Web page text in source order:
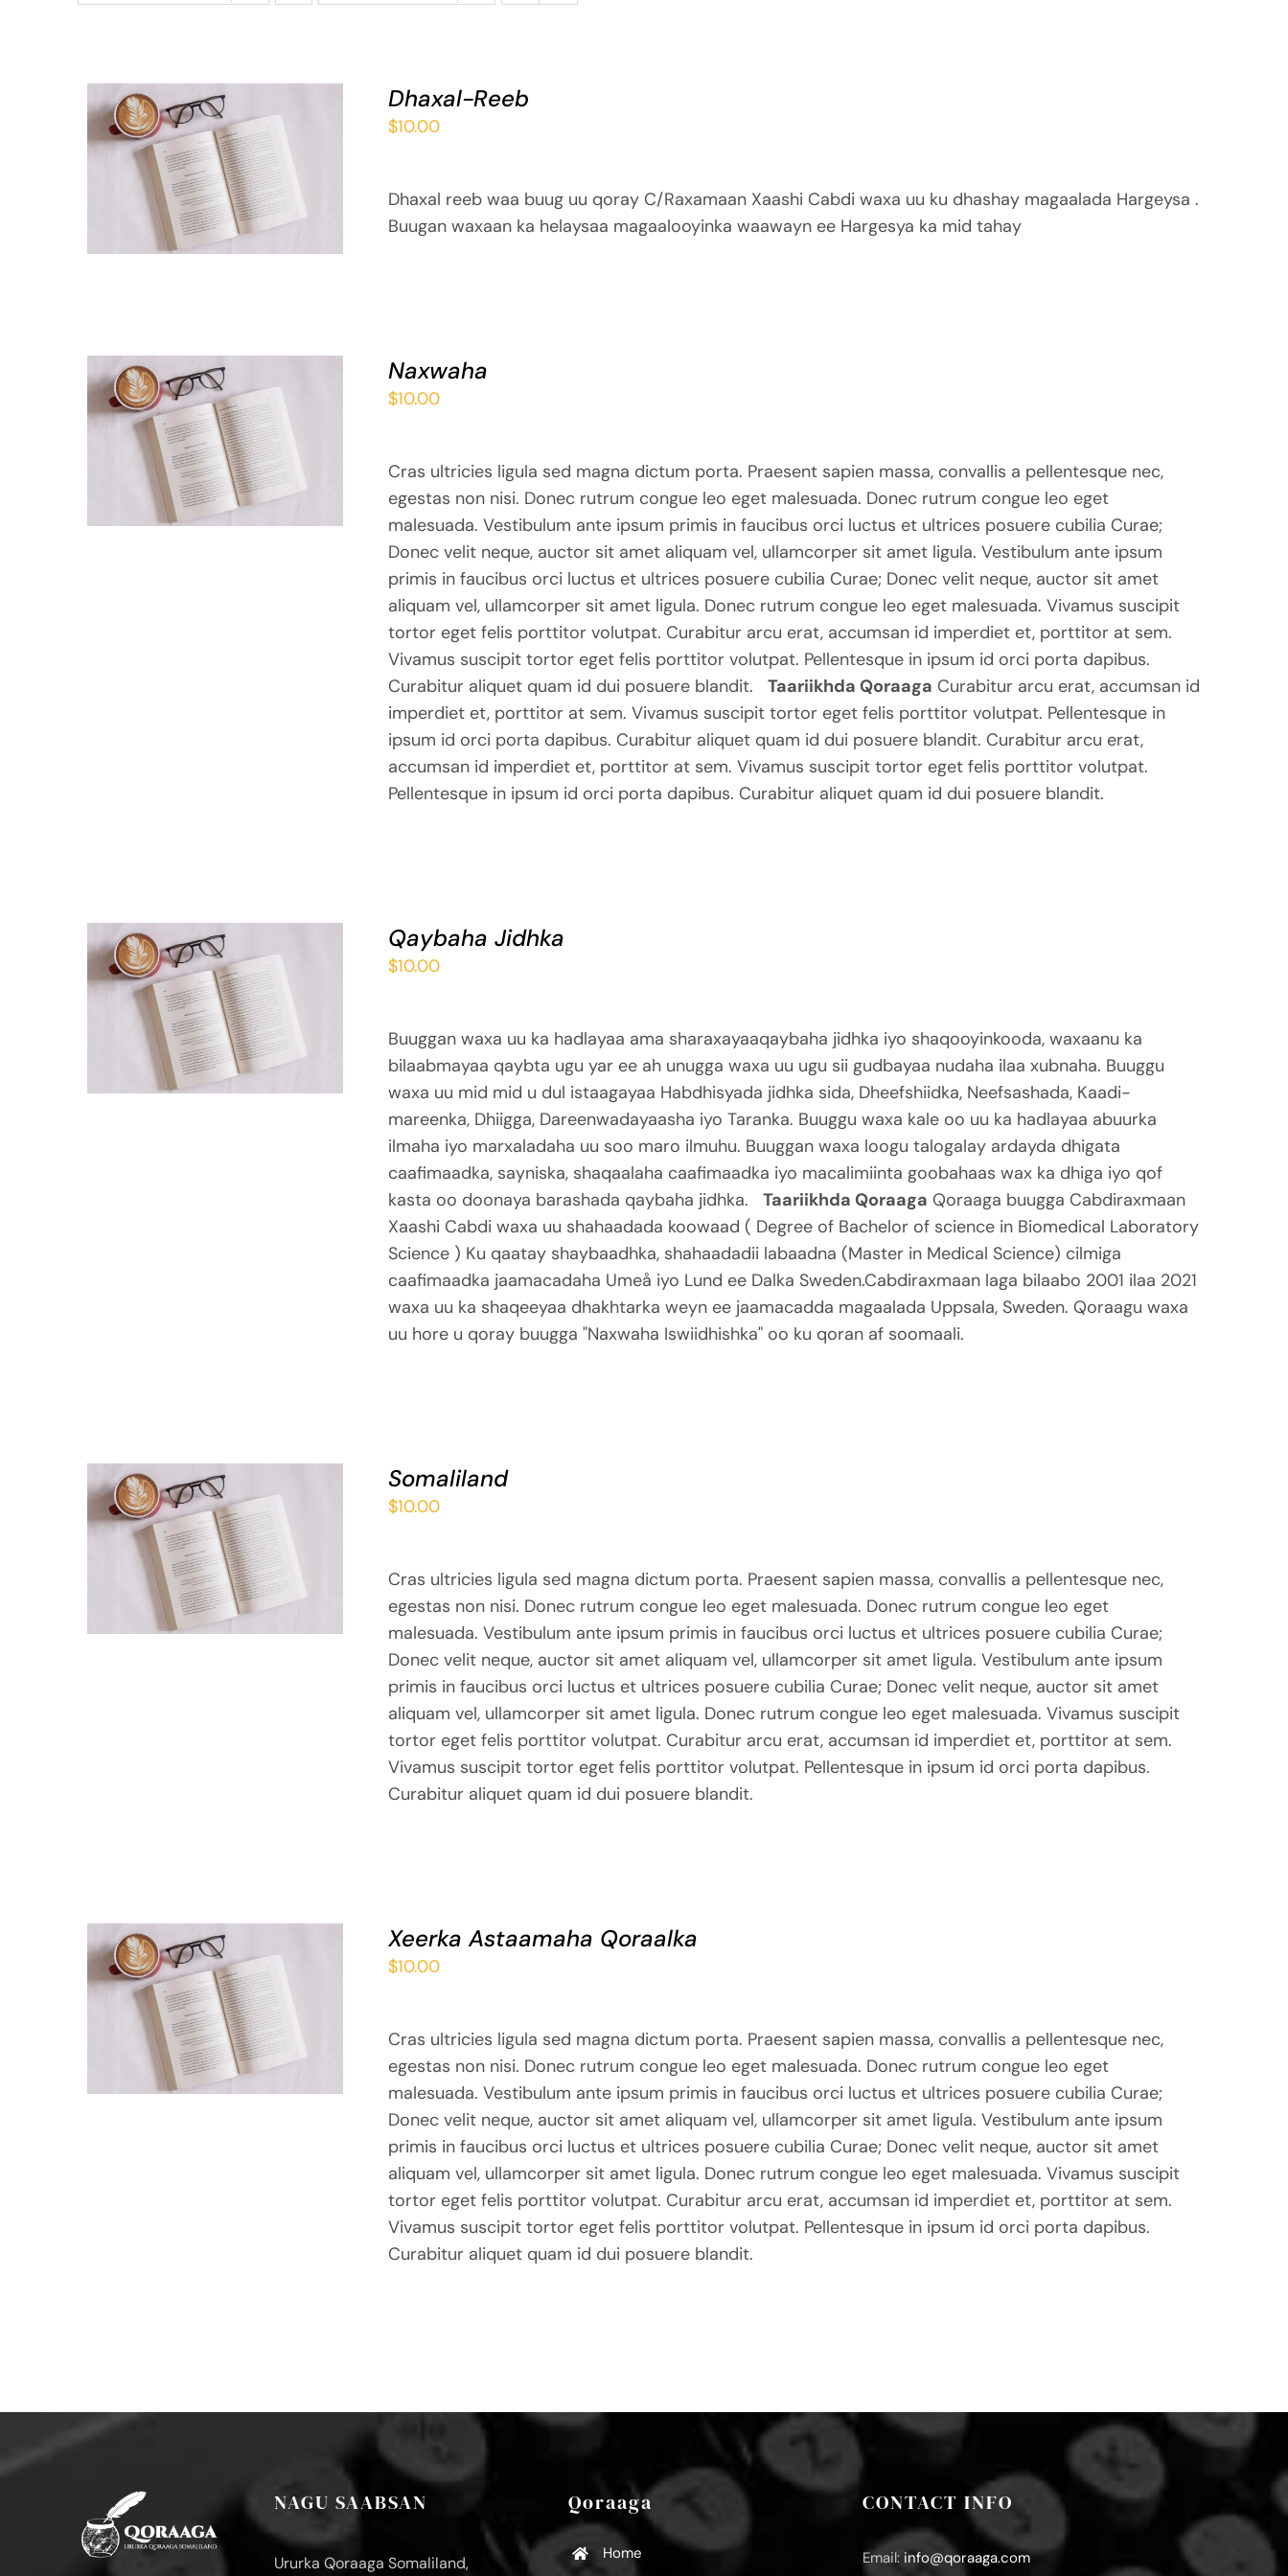
ADD TO BASKET / QUICK VIEW
Dhaxal-Reeb
$10.00
Dhaxal reeb waa buug uu qoray C/Raxamaan Xaashi Cabdi waxa uu ku dhashay magaalada Hargeysa .
Buugan waxaan ka helaysaa magaalooyinka waawayn ee Hargesya ka mid tahay
ADD TO BASKET / QUICK VIEW
Naxwaha
$10.00
Cras ultricies ligula sed magna dictum porta. Praesent sapien massa, convallis a pellentesque nec,
egestas non nisi. Donec rutrum congue leo eget malesuada. Donec rutrum congue leo eget
malesuada. Vestibulum ante ipsum primis in faucibus orci luctus et ultrices posuere cubilia Curae;
Donec velit neque, auctor sit amet aliquam vel, ullamcorper sit amet ligula. Vestibulum ante ipsum
primis in faucibus orci luctus et ultrices posuere cubilia Curae; Donec velit neque, auctor sit amet
aliquam vel, ullamcorper sit amet ligula. Donec rutrum congue leo eget malesuada. Vivamus suscipit
tortor eget felis porttitor volutpat. Curabitur arcu erat, accumsan id imperdiet et, porttitor at sem.
Vivamus suscipit tortor eget felis porttitor volutpat. Pellentesque in ipsum id orci porta dapibus.
Curabitur aliquet quam id dui posuere blandit. Taariikhda Qoraaga Curabitur arcu erat, accumsan id
imperdiet et, porttitor at sem. Vivamus suscipit tortor eget felis porttitor volutpat. Pellentesque in
ipsum id orci porta dapibus. Curabitur aliquet quam id dui posuere blandit. Curabitur arcu erat,
accumsan id imperdiet et, porttitor at sem. Vivamus suscipit tortor eget felis porttitor volutpat.
Pellentesque in ipsum id orci porta dapibus. Curabitur aliquet quam id dui posuere blandit.
ADD TO BASKET / QUICK VIEW
Qaybaha Jidhka
$10.00
Buuggan waxa uu ka hadlayaa ama sharaxayaaqaybaha jidhka iyo shaqooyinkooda, waxaanu ka
bilaabmayaa qaybta ugu yar ee ah unugga waxa uu ugu sii gudbayaa nudaha ilaa xubnaha. Buuggu
waxa uu mid mid u dul istaagayaa Habdhisyada jidhka sida, Dheefshiidka, Neefsashada, Kaadi-
mareenka, Dhiigga, Dareenwadayaasha iyo Taranka. Buuggu waxa kale oo uu ka hadlayaa abuurka
ilmaha iyo marxaladaha uu soo maro ilmuhu. Buuggan waxa loogu talogalay ardayda dhigata
caafimaadka, sayniska, shaqaalaha caafimaadka iyo macalimiinta goobahaas wax ka dhiga iyo qof
kasta oo doonaya barashada qaybaha jidhka. Taariikhda Qoraaga Qoraaga buugga Cabdiraxmaan
Xaashi Cabdi waxa uu shahaadada koowaad ( Degree of Bachelor of science in Biomedical Laboratory
Science ) Ku qaatay shaybaadhka, shahaadadii labaadna (Master in Medical Science) cilmiga
caafimaadka jaamacadaha Umeå iyo Lund ee Dalka Sweden.Cabdiraxmaan laga bilaabo 2001 ilaa 2021
waxa uu ka shaqeeyaa dhakhtarka weyn ee jaamacadda magaalada Uppsala, Sweden. Qoraagu waxa
uu hore u qoray buugga "Naxwaha Iswiidhishka" oo ku qoran af soomaali.
ADD TO BASKET / QUICK VIEW
Somaliland
$10.00
Cras ultricies ligula sed magna dictum porta. Praesent sapien massa, convallis a pellentesque nec,
egestas non nisi. Donec rutrum congue leo eget malesuada. Donec rutrum congue leo eget
malesuada. Vestibulum ante ipsum primis in faucibus orci luctus et ultrices posuere cubilia Curae;
Donec velit neque, auctor sit amet aliquam vel, ullamcorper sit amet ligula. Vestibulum ante ipsum
primis in faucibus orci luctus et ultrices posuere cubilia Curae; Donec velit neque, auctor sit amet
aliquam vel, ullamcorper sit amet ligula. Donec rutrum congue leo eget malesuada. Vivamus suscipit
tortor eget felis porttitor volutpat. Curabitur arcu erat, accumsan id imperdiet et, porttitor at sem.
Vivamus suscipit tortor eget felis porttitor volutpat. Pellentesque in ipsum id orci porta dapibus.
Curabitur aliquet quam id dui posuere blandit.
ADD TO BASKET / QUICK VIEW
Xeerka Astaamaha Qoraalka
$10.00
Cras ultricies ligula sed magna dictum porta. Praesent sapien massa, convallis a pellentesque nec,
egestas non nisi. Donec rutrum congue leo eget malesuada. Donec rutrum congue leo eget
malesuada. Vestibulum ante ipsum primis in faucibus orci luctus et ultrices posuere cubilia Curae;
Donec velit neque, auctor sit amet aliquam vel, ullamcorper sit amet ligula. Vestibulum ante ipsum
primis in faucibus orci luctus et ultrices posuere cubilia Curae; Donec velit neque, auctor sit amet
aliquam vel, ullamcorper sit amet ligula. Donec rutrum congue leo eget malesuada. Vivamus suscipit
tortor eget felis porttitor volutpat. Curabitur arcu erat, accumsan id imperdiet et, porttitor at sem.
Vivamus suscipit tortor eget felis porttitor volutpat. Pellentesque in ipsum id orci porta dapibus.
Curabitur aliquet quam id dui posuere blandit.
NAGU SAABSAN
Ururka Qoraaga Somaliland,
Qoraaga
Home
CONTACT INFO
Email: info@qoraaga.com